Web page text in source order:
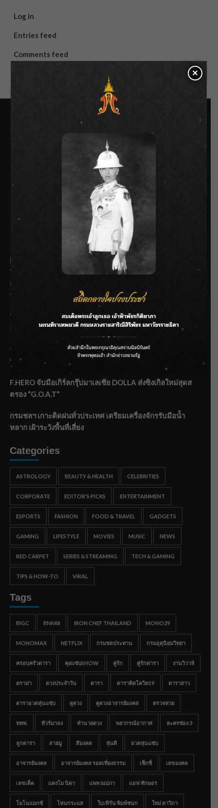
Log in
Entries feed
Comments feed
SIAMRATH VARIETY
THE BEST ENTERTAINMENT
Recent Posts
กรมชลฯ รับฟังประชาชน ติดตามแก้ปัญหาโครงการประตู
ระบายน้ำศรีสองรักฯ
‘แมน การิน’ แชร์ความเชื่อชวนคิด! “อยากกินอะไรหลังจาก
ลาโลกนี้ ให้ใส่บาตรสิ่งนั้นไว้ตอนยังมีชีวิต”
ราชเลขานุการในพระองค์ฯ ติดตามโครงการหุบกะพง–ห้วย
ทรายใต้ เสริมความมั่นคงน้ำเพชรบุรี
F.HERO จับมือเกิร์ลกรุ๊ปมาเลเซีย DOLLA ส่งซิงเกิลใหม่สุดส
ตรอง “G.O.A.T”
กรมชลฯ เกาะติดฝนทั่วประเทศ เตรียมเครื่องจักรรับมือน้ำ
หลาก เฝ้าระวังพื้นที่เสี่ยง
Categories
ASTROLOGY BEAUTY & HEALTH CELEBRITIES
CORPORATE EDITOR'S PICKS ENTERTAINMENT
ESPORTS FASHION FOOD & TRAVEL GADGETS
GAMING LIFESTYLE MOVIES MUSIC NEWS
RED CARPET SERIES & STREAMING TECH & GAMING
TIPS & HOW-TO VIRAL
Tags
BIGC BNK48 IRON CHEF THAILAND MONO29
MONOMAX NETFLIX กรมชลประทาน กรมอุตุนิยมวิทยา
ครอบครัวดารา คุยแซ่บSHOW คู่รัก คู่รักดารา งานวิวาห์
ดราม่า ดวงประจำวัน ดารา ดาราติดโควิด19 ดาราสาว
ดาราอวดหุ่นแซ่บ ดูดวง ดูดวงอาจารย์มงคล ตรวจหวย
ททท. ทัวร์มาลง ทำนายดวง พยากรณ์อากาศ ละครช่อง 3
ลูกดารา สายมู สีมงคล หุ่นดี อวดหุ่นแซ่บ
อาจารย์มงคล อาจารย์มงคล รอดเที่ยงธรรม เซ็กซี่ เลขมงคล
เลขเด็ด แตงโม นิดา แพท ณปภา แอฟ ทักษอร
โมโนแมกซ์ โหนกระแส ใบเฟิร์น พิมพ์ชนก ใหม่ ดาวิกา
×